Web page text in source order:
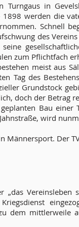
in
werden die
Schnell
des
zum Pflichtfach
meist aus
Tag des
Grundstock
doch der Betrag
Bau
wird
Männersport. Der
Vereinsleben
dem mittlerweile